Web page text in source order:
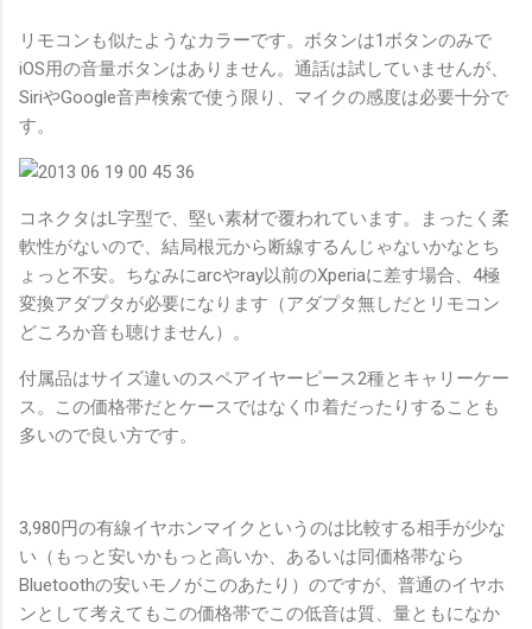
リモコンも似たようなカラーです。ボタンは1ボタンのみで
iOS用の音量ボタンはありません。通話は試していませんが、
SiriやGoogle音声検索で使う限り、マイクの感度は必要十分で
す。
コネクタはL字型で、堅い素材で覆われています。まったく柔
軟性がないので、結局根元から断線するんじゃないかなとち
ょっと不安。ちなみにarcやray以前のXperiaに差す場合、4極
変換アダプタが必要になります（アダプタ無しだとリモコン
どころか音も聴けません）。
付属品はサイズ違いのスペアイヤーピース2種とキャリーケー
ス。この価格帯だとケースではなく巾着だったりすることも
多いので良い方です。
3,980円の有線イヤホンマイクというのは比較する相手が少な
い（もっと安いかもっと高いか、あるいは同価格帯なら
Bluetoothの安いモノがこのあたり）のですが、普通のイヤホ
ンとして考えてもこの価格帯でこの低音は質、量ともになか